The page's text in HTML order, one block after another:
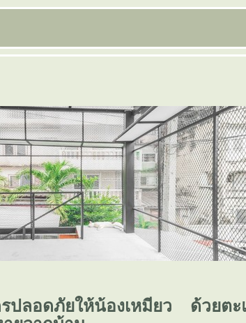
ปลอดภัยให้น้องเหมียว ด้วยตะ